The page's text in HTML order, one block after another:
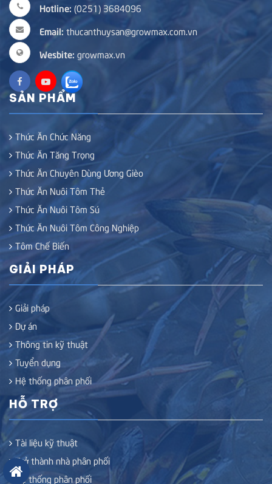
Hotline: (0251) 3684096
Email: thucanthuysan@growmax.com.vn
Wesbite: growmax.vn
SẢN PHẨM
Thức Ăn Chức Năng
Thức Ăn Tăng Trọng
Thức Ăn Chuyên Dùng Ương Gièo
Thức Ăn Nuôi Tôm Thẻ
Thức Ăn Nuôi Tôm Sú
Thức Ăn Nuôi Tôm Công Nghiệp
Tôm Chế Biến
GIẢI PHÁP
Giải pháp
Dự án
Thông tin kỹ thuật
Tuyển dụng
Hệ thống phân phối
HỖ TRỢ
Tài liệu kỹ thuật
Trở thành nhà phân phối
Hệ thống phân phối